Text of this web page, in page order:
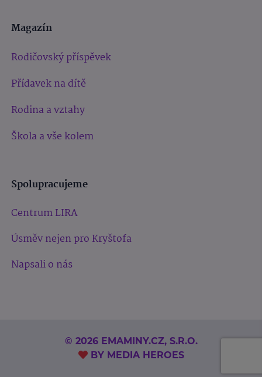
Magazín
Rodičovský příspěvek
Přídavek na dítě
Rodina a vztahy
Škola a vše kolem
Spolupracujeme
Centrum LIRA
Úsměv nejen pro Kryštofa
Napsali o nás
© 2026 EMAMINY.CZ, S.R.O.
BY MEDIA HEROES